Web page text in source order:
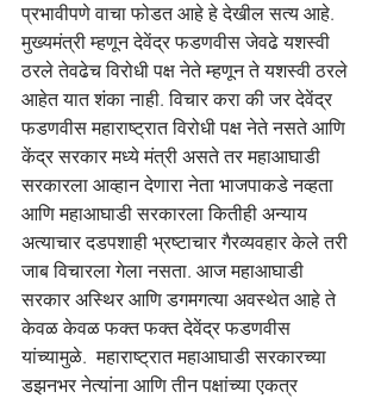
प्रभावीपणे वाचा फोडत आहे हे देखील सत्य आहे.
मुख्यमंत्री म्हणून देवेंद्र फडणवीस जेवढे यशस्वी
ठरले तेवढेच विरोधी पक्ष नेते म्हणून ते यशस्वी ठरले
आहेत यात शंका नाही. विचार करा की जर देवेंद्र
फडणवीस महाराष्ट्रात विरोधी पक्ष नेते नसते आणि
केंद्र सरकार मध्ये मंत्री असते तर महाआघाडी
सरकारला आव्हान देणारा नेता भाजपाकडे नव्हता
आणि महाआघाडी सरकारला कितीही अन्याय
अत्याचार दडपशाही भ्रष्टाचार गैरव्यवहार केले तरी
जाब विचारला गेला नसता. आज महाआघाडी
सरकार अस्थिर आणि डगमगत्या अवस्थेत आहे ते
केवळ केवळ फक्त फक्त देवेंद्र फडणवीस
यांच्यामुळे.  महाराष्ट्रात महाआघाडी सरकारच्या
डझनभर नेत्यांना आणि तीन पक्षांच्या एकत्र